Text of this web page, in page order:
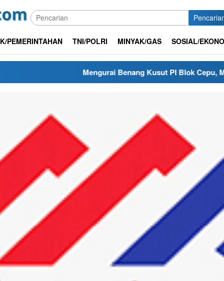
PEMERINTAHAN TNI/POLRI MINYAK/GAS SOSIAL/
Mengurai Benang Kusut PI Blok Cepu, Mengapa